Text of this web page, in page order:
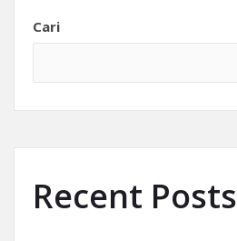
Cari
Recent Posts